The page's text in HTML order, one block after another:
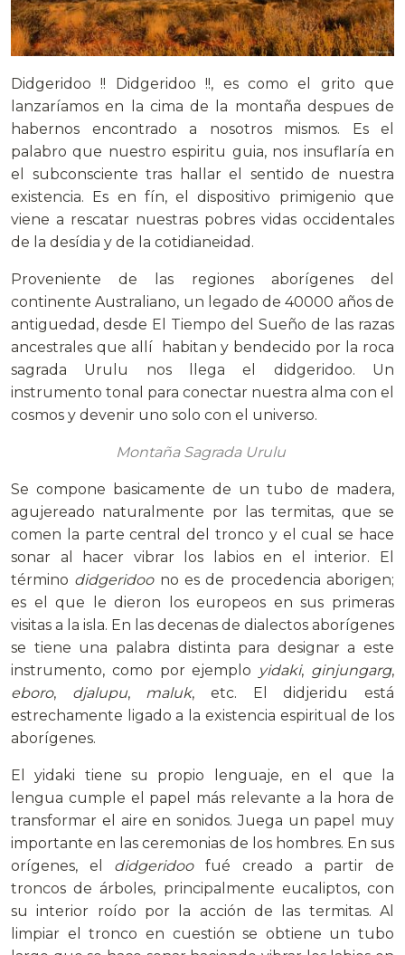
Didgeridoo !! Didgeridoo !!, es como el grito que
lanzaríamos en la cima de la montaña despues de
habernos encontrado a nosotros mismos. Es el
palabro que nuestro espiritu guia, nos insuflaría en
el subconsciente tras hallar el sentido de nuestra
existencia. Es en fín, el dispositivo primigenio que
viene a rescatar nuestras pobres vidas occidentales
de la desídia y de la cotidianeidad.
Proveniente de las regiones aborígenes del
continente Australiano, un legado de 40000 años de
antiguedad, desde El Tiempo del Sueño de las razas
ancestrales que allí habitan y bendecido por la roca
sagrada Urulu nos llega el didgeridoo. Un
instrumento tonal para conectar nuestra alma con el
cosmos y devenir uno solo con el universo.
Montaña Sagrada Urulu
Se compone basicamente de un tubo de madera,
agujereado naturalmente por las termitas, que se
comen la parte central del tronco y el cual se hace
sonar al hacer vibrar los labios en el interior. El
término didgeridoono es de procedencia aborigen;
es el que le dieron los europeos en sus primeras
visitas a la isla. En las decenas de dialectos aborígenes
se tiene una palabra distinta para designar a este
instrumento, como por ejemplo yidaki, ginjungarg,
eboro, djalupu, maluk, etc. El didjeridu está
estrechamente ligado a la existencia espiritual de los
aborígenes.
El yidaki tiene su propio lenguaje, en el que la
lengua cumple el papel más relevante a la hora de
transformar el aire en sonidos. Juega un papel muy
importante en las ceremonias de los hombres. En sus
orígenes, el didgeridoofué creado a partir de
troncos de árboles, principalmente eucaliptos, con
su interior roído por la acción de las termitas. Al
limpiar el tronco en cuestión se obtiene un tubo